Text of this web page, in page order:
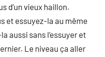
d’un vieux haillon.
et essuyez-la au même
aussi sans l’essuyer et
Le niveau ça aller